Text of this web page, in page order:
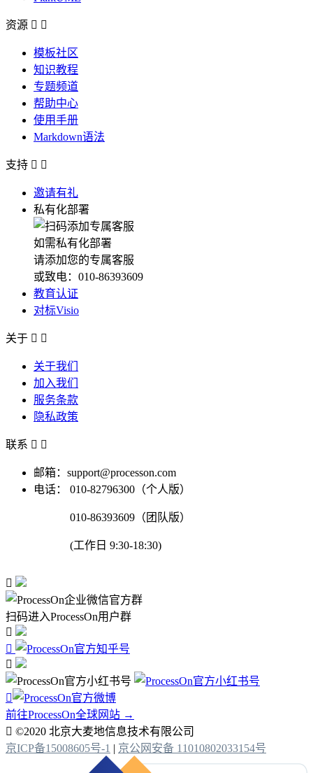
资源  
模板社区
知识教程
专题频道
帮助中心
使用手册
Markdown语法
支持  
邀请有礼
私有化部署
如需私有化部署
请添加您的专属客服
或致电：010-86393609
教育认证
对标Visio
关于  
关于我们
加入我们
服务条款
隐私政策
联系  
邮箱：support@processon.com
电话：
010-82796300（个人版）
010-86393609（团队版）
(工作日 9:30-18:30)

扫码进入ProcessOn用户群




前往ProcessOn全球网站 →
 ©2020 北京大麦地信息技术有限公司
京ICP备15008605号-1 | 京公网安备 11010802033154号